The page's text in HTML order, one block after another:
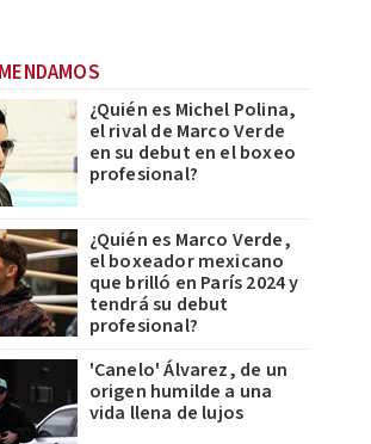
¿Quién es Michel Polina,
el rival de Marco Verde
en su debut en el boxeo
profesional?
¿Quién es Marco Verde,
el boxeador mexicano
que brilló en París 2024 y
tendrá su debut
profesional?
'Canelo' Álvarez, de un
origen humilde a una
vida llena de lujos